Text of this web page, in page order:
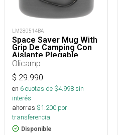
LM280514BA
Space Saver Mug With
Grip De Camping Con
Aislante Plegable
Olicamp
$ 29.990
en 6cuotas de $4.998sin
interés
ahorras $1.200 por
transferencia.
Disponible